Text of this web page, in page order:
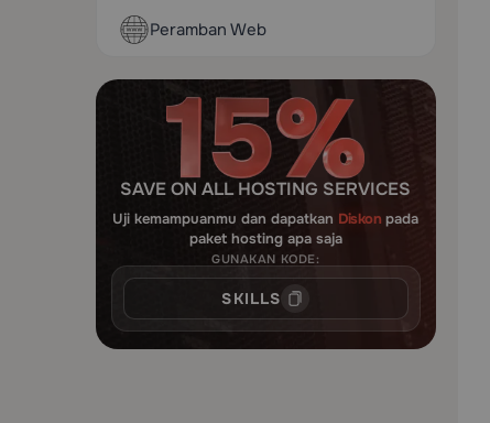
Peramban Web
SAVE ON ALL HOSTING SERVICES
Uji kemampuanmu dan dapatkan Diskon pada
paket hosting apa saja
GUNAKAN KODE:
SKILLS